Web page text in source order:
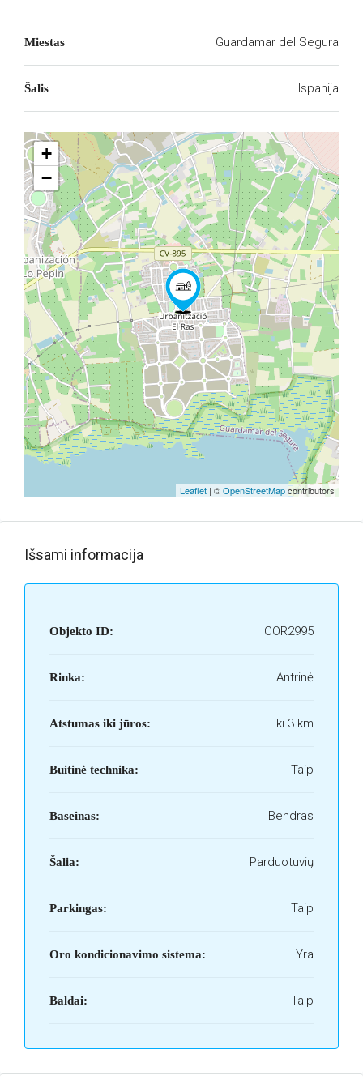
Miestas Guardamar del Segura
Šalis Ispanija
+
−
Leaflet | ©OpenStreetMapcontributors
Išsami informacija
Objekto ID: COR2995
Rinka: Antrinė
Atstumas iki jūros: iki 3 km
Buitinė technika: Taip
Baseinas: Bendras
Šalia: Parduotuvių
Parkingas: Taip
Oro kondicionavimo sistema: Yra
Baldai: Taip